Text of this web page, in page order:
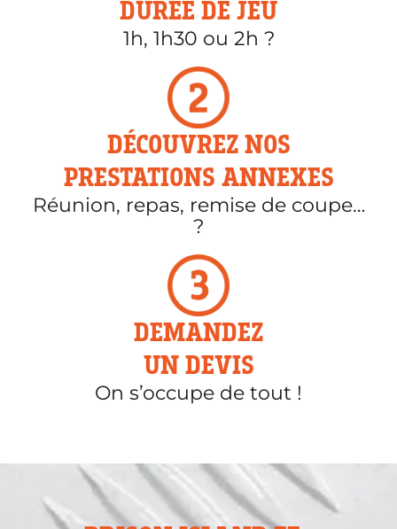
DURÉE DE JEU
1h, 1h30 ou 2h ?
DÉCOUVREZ NOS
PRESTATIONS ANNEXES
Réunion, repas, remise de coupe…
?
DEMANDEZ
UN DEVIS
On s’occupe de tout !